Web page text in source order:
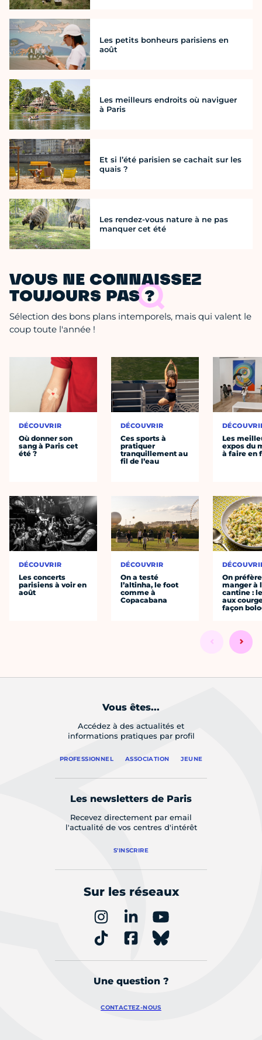
Les petits bonheurs parisiens en
août
Les meilleurs endroits où naviguer
à Paris
Et si l’été parisien se cachait sur les
quais ?
Les rendez-vous nature à ne pas
manquer cet été
VOUS NE CONNAISSEZ
TOUJOURS PAS ?
Sélection des bons plans intemporels, mais qui valent le
coup toute l'année !
DÉCOUVRIR
Où donner son
sang à Paris cet
été ?
DÉCOUVRIR
Les concerts
parisiens à voir en
août
DÉCOUVRIR
Ces sports à
pratiquer
tranquillement au
fil de l’eau
DÉCOUVRIR
On a testé
l’altinha, le foot
comme à
Copacabana
Les
expos du
à faire en
On préfère
manger à
cantine :
aux
façon
Vous êtes...
Accédez à des actualités et
informations pratiques par profil
PROFESSIONNEL ASSOCIATION JEUNE
Les newsletters de Paris
Recevez directement par email
l'actualité de vos centres d'intérêt
S'INSCRIRE
Sur les réseaux
Une question ?
CONTACTEZ-NOUS